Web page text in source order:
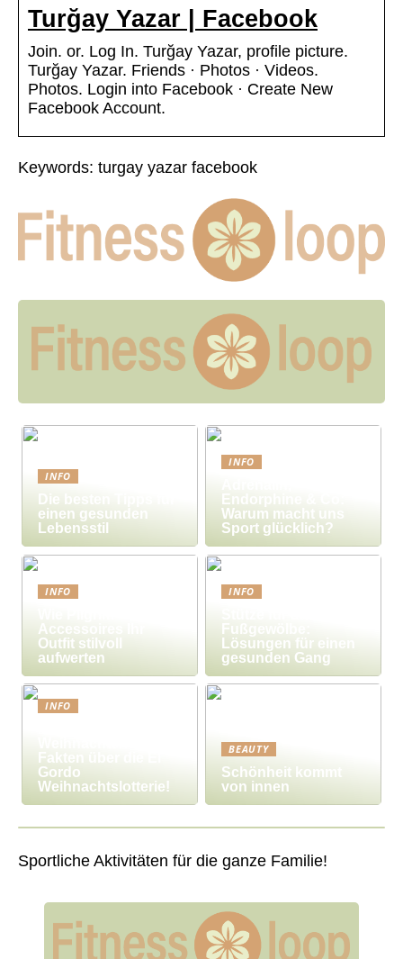
Turğay Yazar | Facebook
Join. or. Log In. Turğay Yazar, profile picture.
Turğay Yazar. Friends · Photos · Videos.
Photos. Login into Facebook · Create New
Facebook Account.
Keywords: turgay yazar facebook
INFO
Die besten Tipps für
einen gesunden
Lebensstil
INFO
Endorphine & Co:
Warum macht uns
Sport glücklich?
INFO
Accessoires Ihr
Outfit stilvoll
aufwerten
INFO
Fußgewölbe:
Lösungen für einen
gesunden Gang
INFO
Fakten über die El
Gordo
Weihnachtslotterie!
BEAUTY
Schönheit kommt
von innen
Sportliche Aktivitäten für die ganze Familie!